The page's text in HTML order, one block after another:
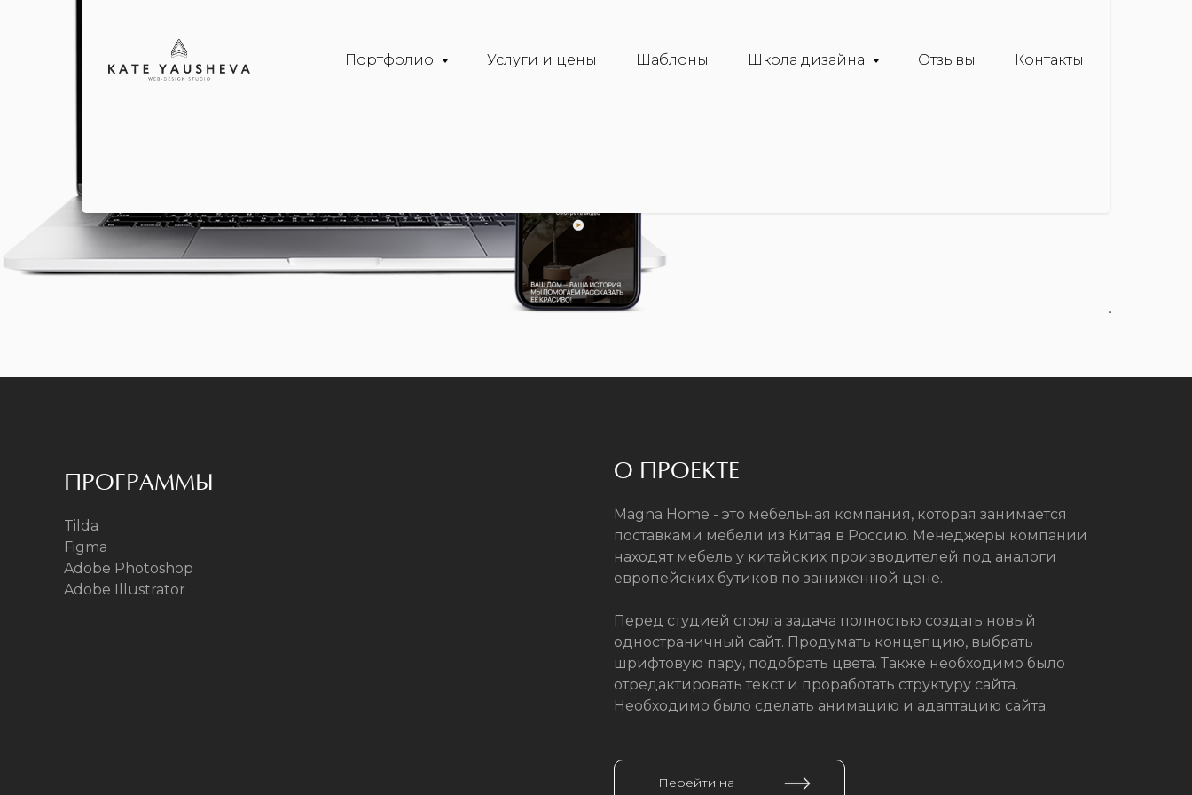
Портфолио Услуги и цены Шаблоны Школа дизайна Отзывы Контакты
ПРОГРАММЫ
Tilda
Figma
Adobe Photoshop
Adobe Illustrator
О ПРОЕКТЕ
Magna Home - это мебельная компания, которая занимается
поставками мебели из Китая в Россию. Менеджеры компании
находят мебель у китайских производителей под аналоги
европейских бутиков по заниженной цене.
Перед студией стояла задача полностью создать новый
одностраничный сайт. Продумать концепцию, выбрать
шрифтовую пару, подобрать цвета. Также необходимо было
отредактировать текст и проработать структуру сайта.
Необходимо было сделать анимацию и адаптацию сайта.
Перейти на